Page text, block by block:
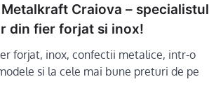
Craiova – specialistul
din fier forjat si inox!
forjat, inox, confectii metalice, intr-o
si la cele mai bune preturi de pe